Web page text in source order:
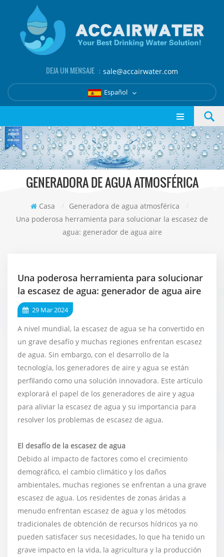
DEJA UN MENSAJE ： sale@accairwater.com
Español
GENERADORA DE AGUA ATMOSFÉRICA
Casa / Generadora de agua atmosférica
/
Una poderosa herramienta para solucionar la escasez de
agua: generador de agua aire
Una poderosa herramienta para solucionar
la escasez de agua: generador de agua aire
29 Mar 2024
A nivel mundial, la escasez de agua se ha convertido en
un grave desafío y muchas regiones enfrentan escasez
de agua. Sin embargo, con el desarrollo de la
tecnología, los generadores de aire y agua se están
perfilando como una solución innovadora. Este artículo
explorará el papel de los generadores de aire y agua
para aliviar la escasez de agua y su importancia para
resolver los problemas de escasez de agua.
El desafío de la escasez de agua
Debido al impacto de factores como el crecimiento
demográfico, el cambio climático y los daños
ambientales, muchas regiones se enfrentan a una grave
escasez de agua. Los residentes de zonas áridas a
menudo enfrentan escasez de agua y los métodos
tradicionales de obtención de recursos hídricos ya no
pueden satisfacer sus necesidades, lo que ha tenido un
grave impacto en la vida, la agricultura y la producción